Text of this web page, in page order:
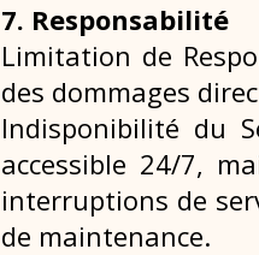
7. Responsabilité
Limitation de
des dommages
Indisponibilité du
accessible 24/7,
interruptions de
de maintenance.